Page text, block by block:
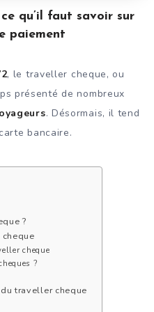
qu’il faut savoir sur
paiement
, le traveller cheque, ou
présenté de nombreux
. Désormais, il tend
bancaire.
?
cheque
?
traveller cheque